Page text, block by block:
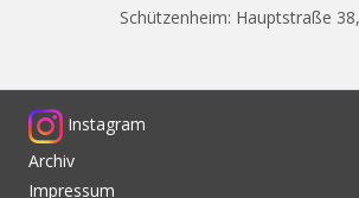
Schützenheim: Hauptstraße
Instagram
Archiv
Impressum